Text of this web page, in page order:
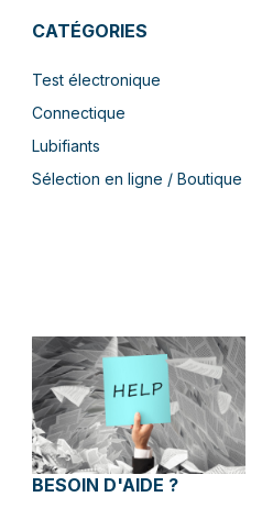
CATÉGORIES
Test électronique
Connectique
Lubifiants
Sélection en ligne / Boutique
BESOIN D'AIDE ?